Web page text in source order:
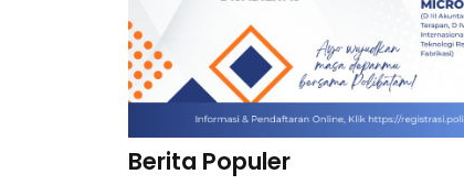
Berita Populer